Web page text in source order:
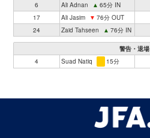
6 Ali Adnan ▲ 65分 IN
17
Ali Jasim ▼ 76分 OUT
24
Zaid Tahseen ▲ 76分 IN
警告・退場
4
Suad Natiq 15分